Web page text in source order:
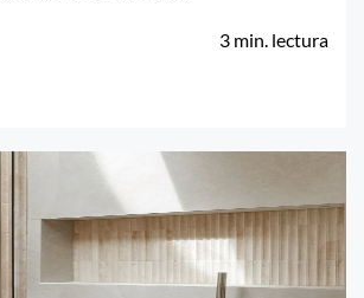
3 min. lectura